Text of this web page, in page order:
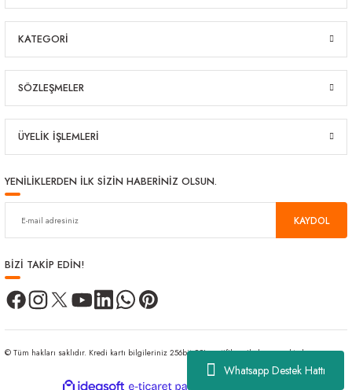
Whatsapp Destek Hattı
KATEGORİ
SÖZLEŞMELER
ÜYELİK İŞLEMLERİ
YENİLİKLERDEN İLK SİZİN HABERİNİZ OLSUN.
KAYDOL
BİZİ TAKİP EDİN!
© Tüm hakları saklıdır. Kredi kartı bilgileriniz 256bit SSL sertifikası ile korunmaktadır.
ideasoft